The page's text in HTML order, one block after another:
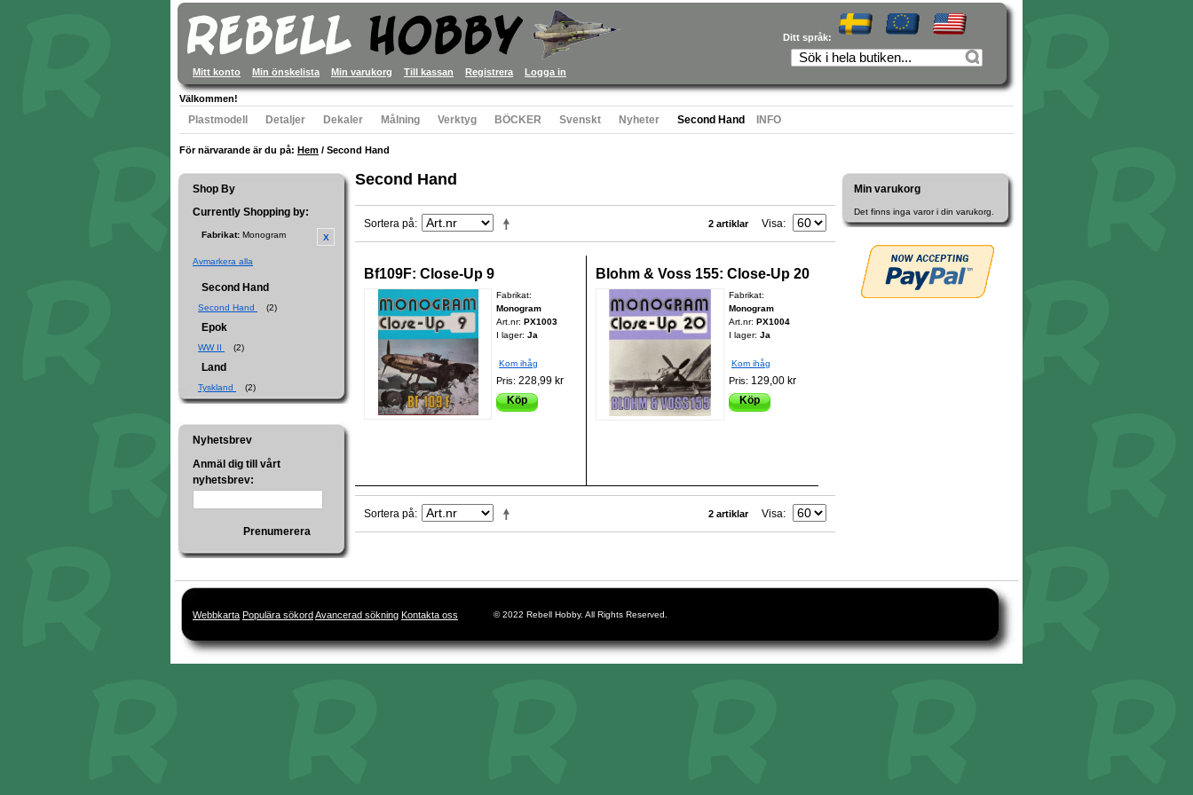
Ditt språk:
Mitt konto Min önskelista Min varukorg Till kassan Registrera Logga in
Välkommen!
Plastmodell Detaljer Dekaler Målning Verktyg BÖCKER Svenskt Nyheter Second Hand INFO
För närvarande är du på: Hem / Second Hand
Shop By
Currently Shopping by:
Fabrikat: Monogram
Avmarkera alla
Second Hand
Second Hand (2)
Epok
WW II (2)
Land
Tyskland (2)
Second Hand
Sortera på 2 artiklar Visa
Bf109F: Close-Up 9
Fabrikat:
Monogram
Art.nr:PX1003
I lager: Ja
Kom ihåg
Pris:228,99 kr
Köp
Blohm & Voss 155: Close-Up 20
Fabrikat:
Monogram
Art.nr: PX1004
I lager: Ja
Kom ihåg
Pris: 129,00 kr
Köp
Sortera på 2 artiklar Visa
Nyhetsbrev
Anmäl dig till vårt
nyhetsbrev:
Prenumerera
Min varukorg
Det finns inga varor i din varukorg.
Webbkarta Populära sökordAvancerad sökning Kontakta oss © 2022 Rebell Hobby. All Rights Reserved.